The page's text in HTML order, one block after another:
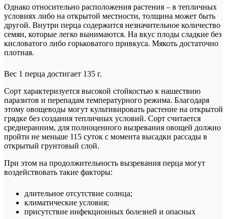
Однако относительно расположения растения – в тепличных
условиях либо на открытой местности, толщина может быть
другой. Внутри перца содержится незначительное количество
семян, которые легко вынимаются. На вкус плоды сладкие без
кисловатого либо горьковатого привкуса. Мякоть достаточно
плотная.
Вес 1 перца достигает 135 г.
Сорт характеризуется высокой стойкостью к нашествию
паразитов и перепадам температурного режима. Благодаря
этому овощеводы могут культивировать растение на открытой
грядке без создания тепличных условий. Сорт считается
среднеранним, для полноценного вызревания овощей должно
пройти не меньше 115 суток с момента высадки рассады в
открытый грунтовый слой.
При этом на продолжительность вызревания перца могут
воздействовать такие факторы:
длительное отсутствие солнца;
климатические условия;
присутствие инфекционных болезней и опасных